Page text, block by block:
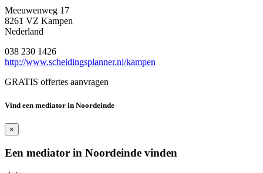
Meeuwenweg 17
8261 VZ Kampen
Nederland
038 230 1426
http://www.scheidingsplanner.nl/kampen
GRATIS offertes aanvragen
Vind een mediator in Noordeinde
×
Een mediator in Noordeinde vinden